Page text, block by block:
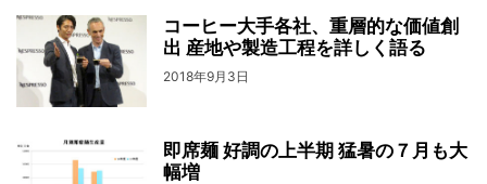
コーヒー大手各社、重層的な価値創
出 産地や製造工程を詳しく語る
2018年9月3日
即席麺 好調の上半期 猛暑の７月も大
幅増